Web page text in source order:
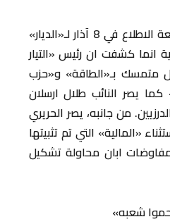
بدورها، قالت اوساط واسعة الاطلاع في 8 آذار لـ«الديار»
انما كشفت ان رئيس «التيار
متمسك بـ«الطاقة» و«حزب
يصر النائب طلال ارسلان
من جانبه، يصر الحريري
«المالية» التي تم تثبيتها
ابان محاولة تشكيل
شعبه»